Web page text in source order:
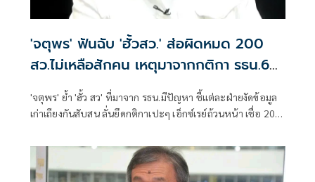
'จตุพร' ฟันฉับ 'ฮั้วสว.' ส่อผิดหมด 200
สว.ไม่เหลือสักคน เหตุมาจากกติกา รธน.60
เป็นปัญหา
'จตุพร' ย้ำ 'ฮั้ว สว' ที่มาจาก รธน.มีปัญหา ชี้แต่ละฝ่ายงัดข้อมูล
เก่าเถียงกันสับสน ลั่นยึดกติกาเปะๆ เอ็กซ์เรย์ถ้วนหน้า เชื่อ 200